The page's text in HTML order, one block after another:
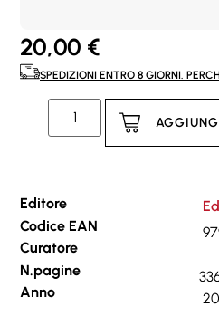
20,00 €
SPEDIZIONI ENTRO 8 GIORNI.
Editore
Codice EAN
Curatore
N.pagine
Anno